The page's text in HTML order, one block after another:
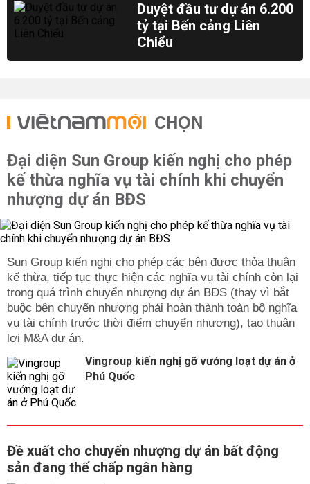
Duyệt đầu tư dự án 6.200
tỷ tại Bến cảng Liên
Chiểu
CHỌN
Đại diện Sun Group kiến nghị cho phép
kế thừa nghĩa vụ tài chính khi chuyển
nhượng dự án BĐS
Sun Group kiến nghị cho phép các bên được thỏa thuận
kế thừa, tiếp tục thực hiện các nghĩa vụ tài chính còn lại
trong quá trình chuyển nhượng dự án BĐS (thay vì bắt
buộc bên chuyển nhượng phải hoàn thành toàn bộ nghĩa
vụ tài chính trước thời điểm chuyển nhượng), tạo thuận
lợi M&A dự án.
Vingroup kiến nghị gỡ vướng loạt dự án ở
Phú Quốc
Đề xuất cho chuyển nhượng dự án bất động
sản đang thế chấp ngân hàng